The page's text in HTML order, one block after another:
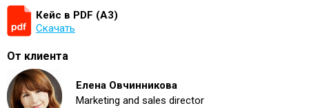
Кейс в PDF (А3)
Скачать
От клиента
Елена Овчинникова
Marketing and sales director